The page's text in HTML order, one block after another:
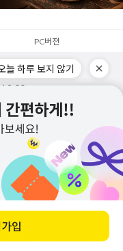
니 앱다운 마이
PC버젼
5:00
2:00
OFF
시판을 이용해주세요.
니다.
게시판 문의하기
늘 하루 보지 않기
입